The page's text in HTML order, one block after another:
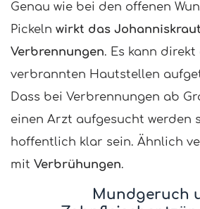
Genau wie bei den offenen
Pickeln wirkt das
Verbrennungen. Es kann
verbrannten Hautstellen
Dass bei Verbrennungen ab
einen Arzt aufgesucht werden
hoffentlich klar sein. Ähnlich
mit Verbrühungen.
Mundgeruch